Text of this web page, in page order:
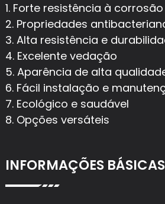
1. Forte resistência à corrosão
2. Propriedades
3. Alta resistência e
4. Excelente vedação
5. Aparência de alta
6. Fácil instalação e
7. Ecológico e saudável
8. Opções versáteis
INFORMAÇÕES BÁSICAS